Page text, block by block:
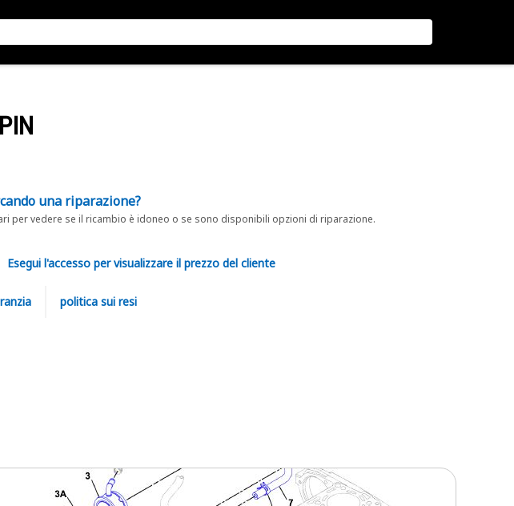
una riparazione?
per vedere se il ricambio è idoneo o se sono disponibili opzioni di riparazione.
Esegui l'accesso per visualizzare il prezzo del cliente
politica sui resi